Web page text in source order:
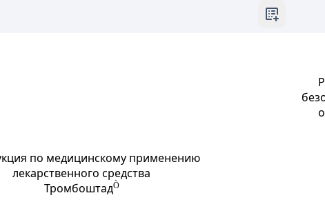
по медицинскому применению
лекарственного средства
ТромбоштадÒ